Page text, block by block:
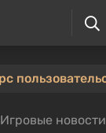
Игровые новости